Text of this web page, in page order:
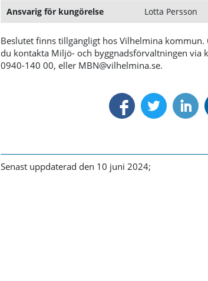
Ansvarig för kungörelse Lotta Persson
Beslutet finns tillgängligt hos Vilhelmina
du kontakta Miljö- och byggnadsförvaltningen via
0940-140 00, eller MBN@vilhelmina.se.
Senast uppdaterad den 10 juni 2024;